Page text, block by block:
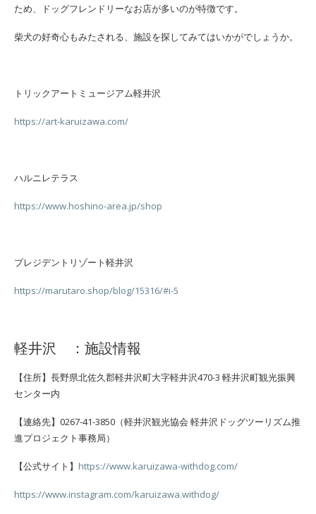
ため、ドッグフレンドリーなお店が多いのが特徴です。
柴犬の好奇心もみたされる、施設を探してみてはいかがでしょうか。
トリックアートミュージアム軽井沢
https://art-karuizawa.com/
ハルニレテラス
https://www.hoshino-area.jp/shop
プレジデントリゾート軽井沢
https://marutaro.shop/blog/15316/#i-5
軽井沢 ：施設情報
【住所】長野県北佐久郡軽井沢町大字軽井沢470-3 軽井沢町観光振興
センター内
【連絡先】0267-41-3850（軽井沢観光協会 軽井沢ドッグツーリズム推
進プロジェクト事務局）
【公式サイト】 https://www.karuizawa-withdog.com/
https://www.instagram.com/karuizawa.withdog/